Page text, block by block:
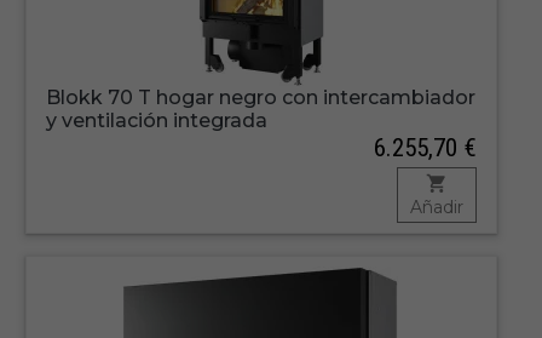
Blokk 70 T hogar negro con intercambiador
y ventilación integrada
6.255,70 €
Añadir